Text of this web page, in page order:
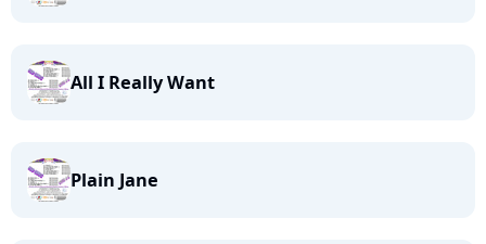
All I Really Want
Plain Jane